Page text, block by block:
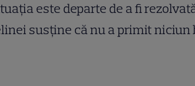
este departe de a fi
susține că nu a primit niciun